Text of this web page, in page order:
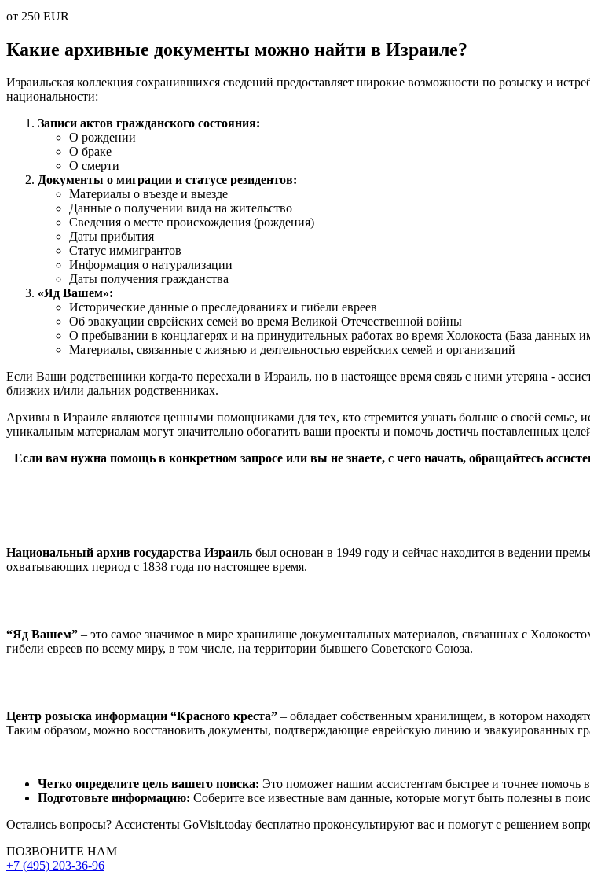
от 250 EUR
Какие архивные документы можно найти в Израиле?
Израильская коллекция сохранившихся сведений предоставляет широкие возможности по розыску и
национальности:
Записи актов гражданского состояния:
О рождении
О браке
О смерти
Документы о миграции и статусе резидентов:
Материалы о въезде и выезде
Данные о получении вида на жительство
Сведения о месте происхождения (рождения)
Даты прибытия
Статус иммигрантов
Информация о натурализации
Даты получения гражданства
«Яд Вашем»:
Исторические данные о преследованиях и гибели евреев
Об эвакуации еврейских семей во время Великой Отечественной войны
О пребывании в концлагерях и на принудительных работах во время Холокоста (База данных
Материалы, связанные с жизнью и деятельностью еврейских семей и организаций
Если Ваши родственники когда-то переехали в Израиль, но в настоящее время связь с ними утеряна -
близких и/или дальних родственниках.
Архивы в Израиле являются ценными помощниками для тех, кто стремится узнать больше о своей семье,
уникальным материалам могут значительно обогатить ваши проекты и помочь достичь поставленных
Если вам нужна помощь в конкретном запросе или вы не знаете, с чего начать, обращайтесь
Национальный архив государства Израиль был основан в 1949 году и сейчас находится в ведении
охватывающих период с 1838 года по настоящее время.
“Яд Вашем” – это самое значимое в мире хранилище документальных материалов, связанных с
гибели евреев по всему миру, в том числе, на территории бывшего Советского Союза.
Центр розыска информации “Красного креста” – обладает собственным хранилищем, в котором
Таким образом, можно восстановить документы, подтверждающие еврейскую линию и эвакуированных
Четко определите цель вашего поиска: Это поможет нашим ассистентам быстрее и точнее помочь
Подготовьте информацию: Соберите все известные вам данные, которые могут быть полезны в
Остались вопросы? Ассистенты GoVisit.today бесплатно проконсультируют вас и помогут с решением
ПОЗВОНИТЕ НАМ
+7 (495) 203-36-96